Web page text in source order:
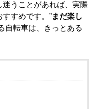
うことがあれば、実際
すめです。”まだ楽し
自転車は、きっとある